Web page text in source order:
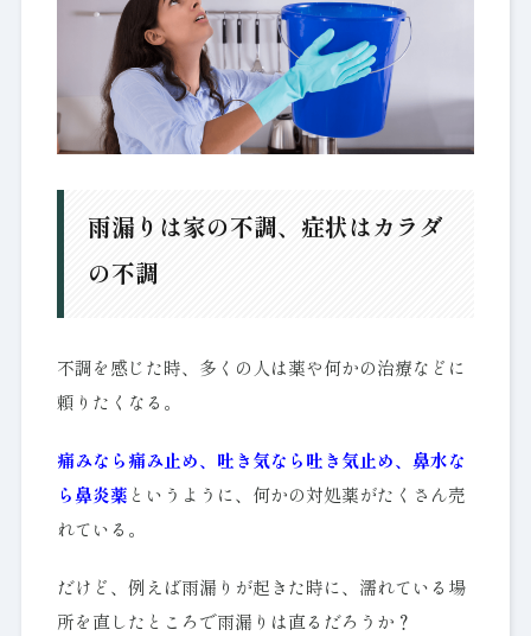
雨漏りは家の不調、症状はカラダ
の不調
不調を感じた時、多くの人は薬や何かの治療などに
頼りたくなる。
痛みなら痛み止め、吐き気なら吐き気止め、鼻水な
ら鼻炎薬 というように、何かの対処薬がたくさん売
れている。
だけど、例えば雨漏りが起きた時に、濡れている場
所を直したところで雨漏りは直るだろうか？